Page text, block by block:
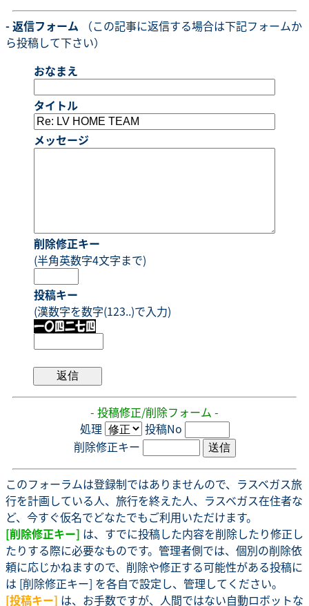
- 返信フォーム （この記事に返信する場合は下記フォームか
ら投稿して下さい）
おなまえ
タイトル
メッセージ
削除修正キー
(半角英数字4文字まで)
投稿キー
(漢数字を数字(123..)で入力)
- 投稿修正/削除フォーム -
処理
投稿No
削除修正キー
このフォーラムは登録制ではありませんので、ラスベガス旅
行を計画している人、旅行を終えた人、ラスベガス在住者な
ど、今すぐ仮名でどなたでもご利用いただけます。
[削除修正キー] は、すでに投稿した内容を削除したり修正し
たりする際に必要なものです。管理者側では、個別の削除依
頼に応じかねますので、削除や修正する可能性がある投稿に
は [削除修正キー] を各自で設定し、管理してください。
[投稿キー] は、お手数ですが、人間ではない自動ロボットな